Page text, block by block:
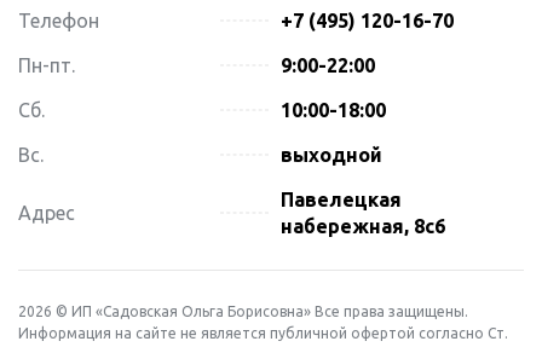
Телефон +7 (495) 120-16-70
Пн-пт. 9:00-22:00
Сб. 10:00-18:00
Вс. выходной
Адрес
Павелецкая
набережная, 8с6
2026 © ИП «Садовская Ольга Борисовна» Все права защищены.
Информация на сайте не является публичной офертой согласно Ст.